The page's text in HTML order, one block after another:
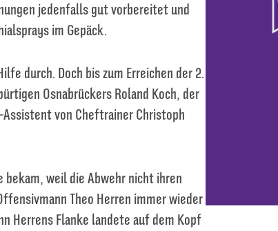
jedenfalls gut vorbereitet und
im Gepäck.
durch. Doch bis zum Erreichen der 2.
Osnabrückers Roland Koch, der
von Cheftrainer Christoph
bekam, weil die Abwehr nicht ihren
Theo Herren immer wieder
Herrens Flanke landete auf dem Kopf